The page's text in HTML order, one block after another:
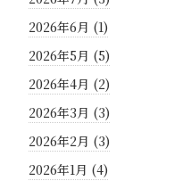
2026年6月 (1)
2026年5月 (5)
2026年4月 (2)
2026年3月 (3)
2026年2月 (3)
2026年1月 (4)